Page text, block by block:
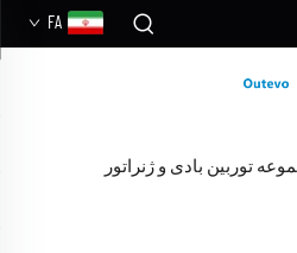
FA
توربین بادی و ژنراتور